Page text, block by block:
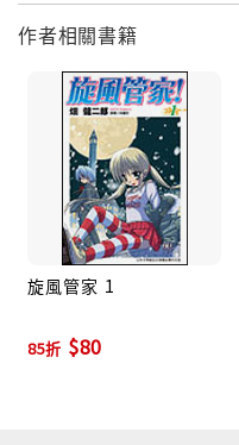
作者相關書籍
旋風管家 1
85折 $80